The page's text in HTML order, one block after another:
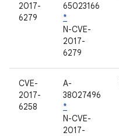
2017-
6279
65023166
*
N-CVE-
2017-
6279
CVE-
2017-
6258
A-
38027496
*
N-CVE-
2017-